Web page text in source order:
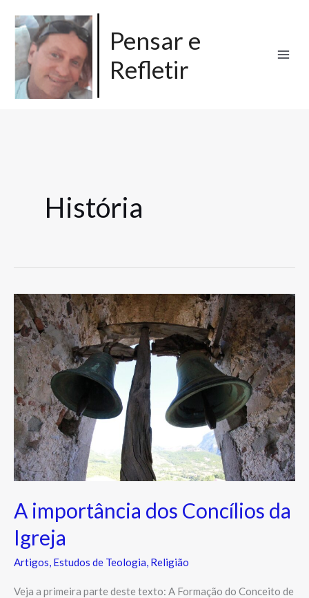
para
conteúdo
Pensar e
Refletir
História
A importância dos Concílios da
Igreja
Artigos, Estudos de Teologia, Religião
Veja a primeira parte deste texto: A Formação do Conceito de
A
importância
dos
Concílios
da
Igreja